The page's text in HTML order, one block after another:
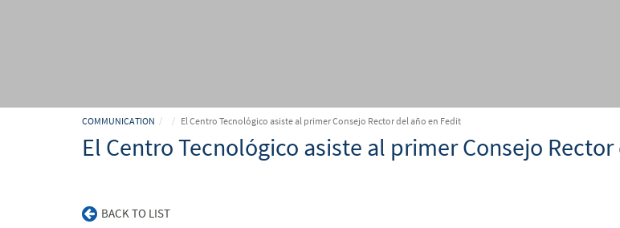
COMMUNICATION El Centro Tecnológico asiste al primer Consejo Rector del año en Fedit
El Centro Tecnológico asiste al primer Consejo
BACK TO LIST